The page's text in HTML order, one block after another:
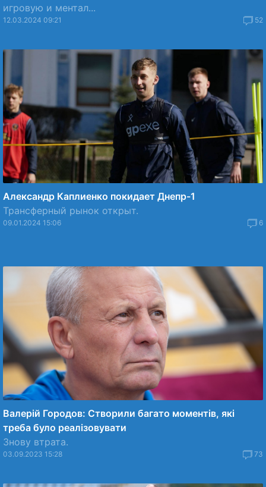
игровую и ментал...
12.03.2024 09:21 52
Александр Каплиенко покидает Днепр-1
Трансферный рынок открыт.
09.01.2024 15:06 6
Валерій Городов: Створили багато моментів, які
треба було реалізовувати
Знову втрата.
03.09.2023 15:28 73